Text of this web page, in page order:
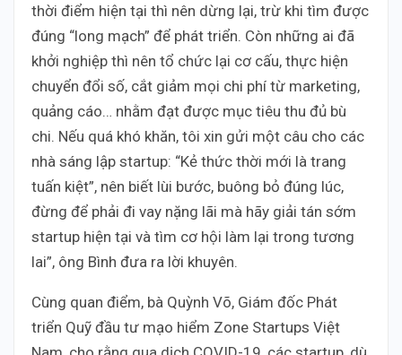
thời điểm hiện tại thì nên dừng lại, trừ khi tìm được
đúng “long mạch” để phát triển. Còn những ai đã
khởi nghiệp thì nên tổ chức lại cơ cấu, thực hiện
chuyển đổi số, cắt giảm mọi chi phí từ marketing,
quảng cáo… nhằm đạt được mục tiêu thu đủ bù
chi. Nếu quá khó khăn, tôi xin gửi một câu cho các
nhà sáng lập startup: “Kẻ thức thời mới là trang
tuấn kiệt”, nên biết lùi bước, buông bỏ đúng lúc,
đừng để phải đi vay nặng lãi mà hãy giải tán sớm
startup hiện tại và tìm cơ hội làm lại trong tương
lai”, ông Bình đưa ra lời khuyên.
Cùng quan điểm, bà Quỳnh Võ, Giám đốc Phát
triển Quỹ đầu tư mạo hiểm Zone Startups Việt